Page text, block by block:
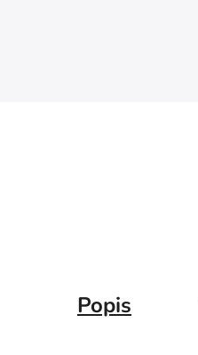
Popis